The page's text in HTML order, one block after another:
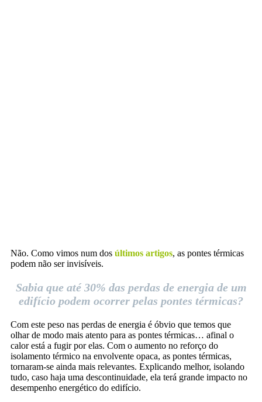
Não. Como vimos num dos últimos artigos, as pontes térmicas
podem não ser invisíveis.
Sabia que até 30% das perdas de energia de um
edifício podem ocorrer pelas pontes térmicas?
Com este peso nas perdas de energia é óbvio que temos que
olhar de modo mais atento para as pontes térmicas… afinal o
calor está a fugir por elas. Com o aumento no reforço do
isolamento térmico na envolvente opaca, as pontes térmicas,
tornaram-se ainda mais relevantes. Explicando melhor, isolando
tudo, caso haja uma descontinuidade, ela terá grande impacto no
desempenho energético do edifício.